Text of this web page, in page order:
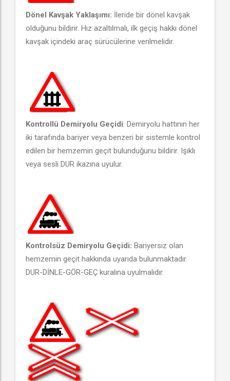
Dönel Kavşak Yaklaşımı: İleride bir dönel kavşak
olduğunu bildirir. Hız azaltılmalı, ilk geçiş hakkı dönel
kavşak içindeki araç sürücülerine verilmelidir.
Kontrollü Demiryolu Geçidi: Demiryolu hattının her
iki tarafında bariyer veya benzeri bir sistemle kontrol
edilen bir hemzemin geçit bulunduğunu bildirir. Işıklı
veya sesli DUR ikazına uyulur.
Kontrolsüz Demiryolu Geçidi: Bariyersiz olan
hemzemin geçit hakkında uyarıda bulunmaktadır.
DUR-DİNLE-GÖR-GEÇ kuralına uyulmalıdır.